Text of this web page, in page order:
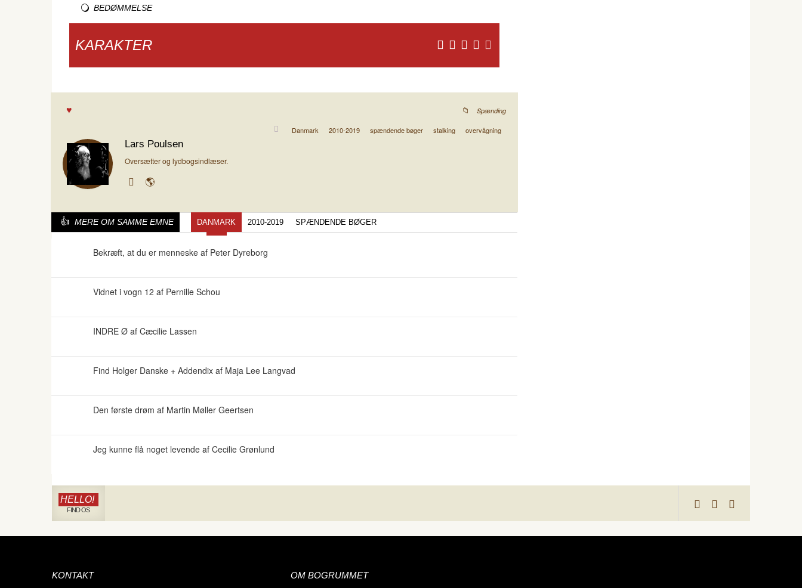
BEDØMMELSE
KARAKTER
Spænding
Danmark 2010-2019 spændende bøger stalking overvågning
Lars Poulsen
Oversætter og lydbogsindlæser.
MERE OM SAMME EMNE DANMARK 2010-2019 SPÆNDENDE BØGER
Bekræft, at du er menneske af Peter Dyreborg
Vidnet i vogn 12 af Pernille Schou
INDRE Ø af Cæcilie Lassen
Find Holger Danske + Addendix af Maja Lee Langvad
Den første drøm af Martin Møller Geertsen
Jeg kunne flå noget levende af Cecilie Grønlund
HELLO!
FIND OS
KONTAKT OM BOGRUMMET